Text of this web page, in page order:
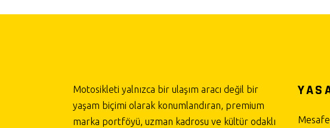
Motosikleti yalnızca bir ulaşım aracı değil bir
yaşam biçimi olarak konumlandıran, premium
marka portföyü, uzman kadrosu ve kültür odaklı